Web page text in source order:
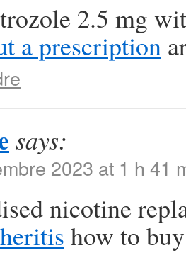
2.5 mg
a prescription
says:
2023 at 1 h 41
nicotine
how to